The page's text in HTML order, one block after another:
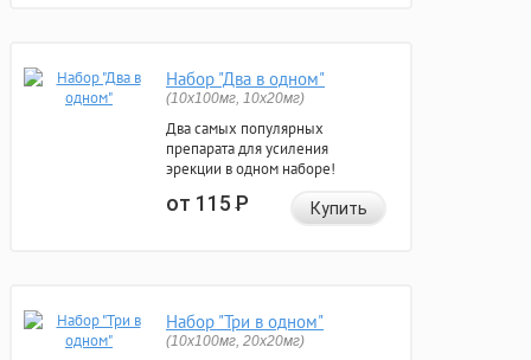
Набор "Два в одном"
(10x100мг, 10x20мг)
Два самых популярных
препарата для усиления
эрекции в одном наборе!
от 115Р Купить
Набор "Три в одном"
(10x100мг, 20x20мг)